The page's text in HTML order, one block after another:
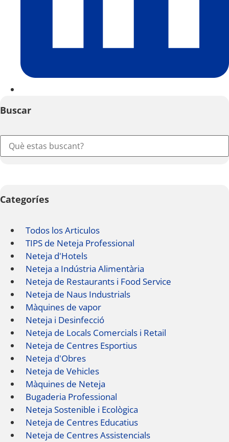
Buscar
Categoríes
Todos los Articulos
TIPS de Neteja Professional
Neteja d'Hotels
Neteja a Indústria Alimentària
Neteja de Restaurants i Food Service
Neteja de Naus Industrials
Màquines de vapor
Neteja i Desinfecció
Neteja de Locals Comercials i Retail
Neteja de Centres Esportius
Neteja d'Obres
Neteja de Vehicles
Màquines de Neteja
Bugaderia Professional
Neteja Sostenible i Ecològica
Neteja de Centres Educatius
Neteja de Centres Assistencials